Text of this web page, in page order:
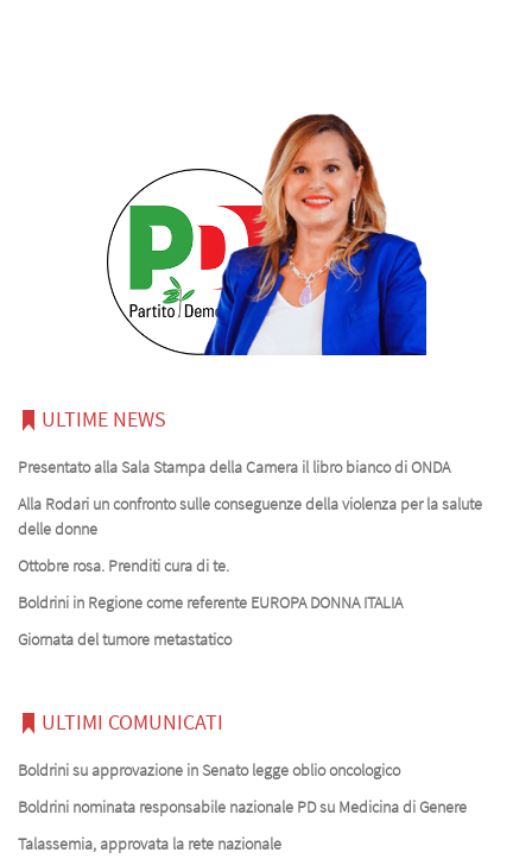
ULTIME NEWS
Presentato alla Sala Stampa della Camera il libro bianco di ONDA
Alla Rodari un confronto sulle conseguenze della violenza per la salute
delle donne
Ottobre rosa. Prenditi cura di te.
Boldrini in Regione come referente EUROPA DONNA ITALIA
Giornata del tumore metastatico
ULTIMI COMUNICATI
Boldrini su approvazione in Senato legge oblio oncologico
Boldrini nominata responsabile nazionale PD su Medicina di Genere
Talassemia, approvata la rete nazionale